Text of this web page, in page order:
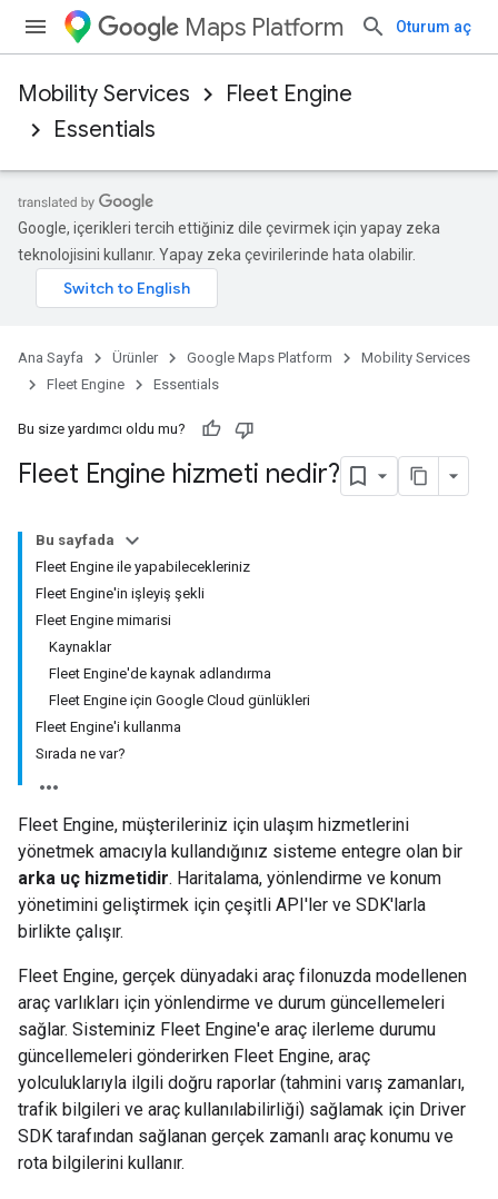
Maps Platform Oturum aç
Mobility Services
Fleet Engine
Essentials
Google, içerikleri tercih ettiğiniz dile çevirmek için yapay zeka
teknolojisini kullanır. Yapay zeka çevirilerinde hata olabilir.
Ana Sayfa Ürünler Google Maps Platform
Mobility Services
Fleet Engine
Essentials
Bu size yardımcı oldu mu?
Fleet Engine hizmeti nedir?
Bu sayfada
Fleet Engine ile yapabilecekleriniz
Fleet Engine'in işleyiş şekli
Fleet Engine mimarisi
Kaynaklar
Fleet Engine'de kaynak adlandırma
Fleet Engine için Google Cloud günlükleri
Fleet Engine'i kullanma
Sırada ne var?
Fleet Engine, müşterileriniz için ulaşım hizmetlerini
yönetmek amacıyla kullandığınız sisteme entegre olan bir
arka uç hizmetidir. Haritalama, yönlendirme ve konum
yönetimini geliştirmek için çeşitli API'ler ve SDK'larla
birlikte çalışır.
Fleet Engine, gerçek dünyadaki araç filonuzda modellenen
araç varlıkları için yönlendirme ve durum güncellemeleri
sağlar. Sisteminiz Fleet Engine'e araç ilerleme durumu
güncellemeleri gönderirken Fleet Engine, araç
yolculuklarıyla ilgili doğru raporlar (tahmini varış zamanları,
trafik bilgileri ve araç kullanılabilirliği) sağlamak için Driver
SDK tarafından sağlanan gerçek zamanlı araç konumu ve
rota bilgilerini kullanır.